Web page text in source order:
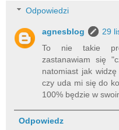
Odpowiedzi
agnesblog
29
To nie takie
zastanawiam się
natomiast jak
czy uda mi się do
100% będzie w
Odpowiedz